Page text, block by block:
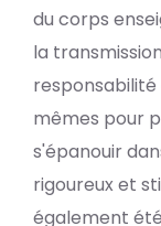
du corps
la
responsabilité
mêmes pour
s'épanouir
rigoureux et
également